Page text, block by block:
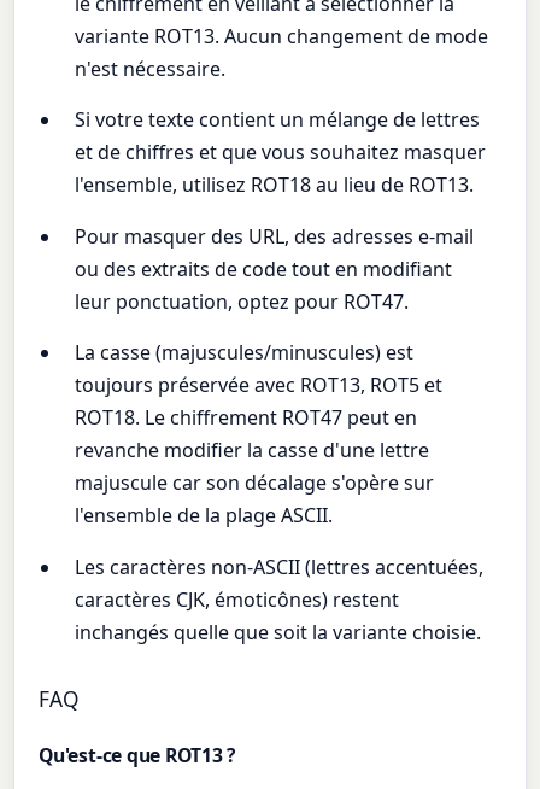
variante ROT13. Aucun changement de mode
n'est nécessaire.
Si votre texte contient un mélange de lettres
et de chiffres et que vous souhaitez masquer
l'ensemble, utilisez ROT18 au lieu de ROT13.
Pour masquer des URL, des adresses e-mail
ou des extraits de code tout en modifiant
leur ponctuation, optez pour ROT47.
La casse (majuscules/minuscules) est
toujours préservée avec ROT13, ROT5 et
ROT18. Le chiffrement ROT47 peut en
revanche modifier la casse d'une lettre
majuscule car son décalage s'opère sur
l'ensemble de la plage ASCII.
Les caractères non-ASCII (lettres accentuées,
caractères CJK, émoticônes) restent
inchangés quelle que soit la variante choisie.
FAQ
Qu'est-ce que ROT13 ?